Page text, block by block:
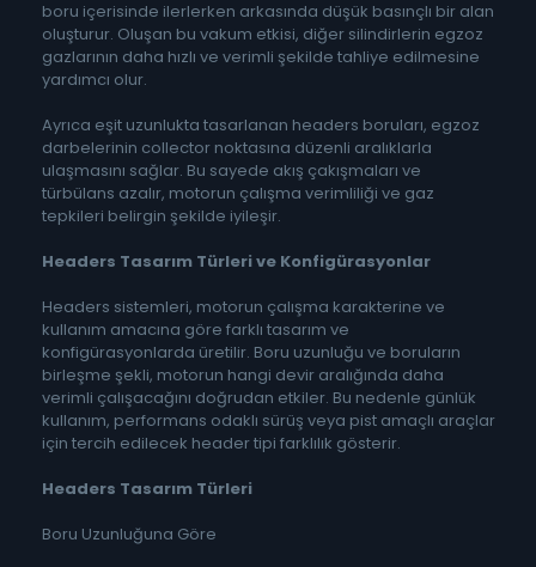
boru içerisinde ilerlerken arkasında düşük basınçlı bir alan
oluşturur. Oluşan bu vakum etkisi, diğer silindirlerin egzoz
gazlarının daha hızlı ve verimli şekilde tahliye edilmesine
yardımcı olur.
Ayrıca eşit uzunlukta tasarlanan headers boruları, egzoz
darbelerinin collector noktasına düzenli aralıklarla
ulaşmasını sağlar. Bu sayede akış çakışmaları ve
türbülans azalır, motorun çalışma verimliliği ve gaz
tepkileri belirgin şekilde iyileşir.
Headers Tasarım Türleri ve Konfigürasyonlar
Headers sistemleri, motorun çalışma karakterine ve
kullanım amacına göre farklı tasarım ve
konfigürasyonlarda üretilir. Boru uzunluğu ve boruların
birleşme şekli, motorun hangi devir aralığında daha
verimli çalışacağını doğrudan etkiler. Bu nedenle günlük
kullanım, performans odaklı sürüş veya pist amaçlı araçlar
için tercih edilecek header tipi farklılık gösterir.
Headers Tasarım Türleri
Boru Uzunluğuna Göre